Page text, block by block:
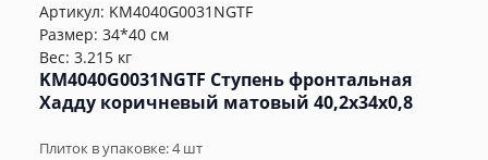
Артикул: KM4040G0031NGTF
Размер: 34*40 см
Вес: 3.215 кг
KM4040G0031NGTF Ступень фронтальная
Хадду коричневый матовый 40,2x34x0,8
Плиток в упаковке:4шт